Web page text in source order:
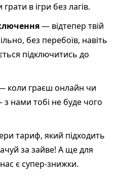
в ігри без лагів.
— відтепер твій
без перебоїв, навіть
підключитись до
коли граєш онлайн чи
нами тобі не буде чого
тариф, який підходить
за зайве! А ще для
є супер-знижки.